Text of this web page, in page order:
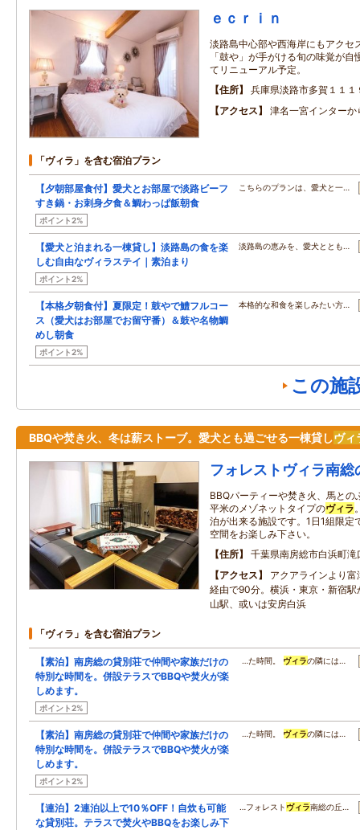
ｅｃｒｉｎ
淡路島中心部や西海岸にもアクセ
「鼓や」が手がける旬の味覚が
てリニューアル予定。
住所
兵庫県淡路市多賀１１１
アクセス
津名一宮インターか
「ヴィラ」を含む宿泊プラン
【夕朝部屋食付】愛犬とお部屋で淡路ビーフ
すき鍋・お刺身夕食＆鯛わっぱ飯朝食
ポイント2%
こちらのプランは、愛犬と一…
【愛犬と泊まれる一棟貸し】淡路島の食を楽
しむ自由なヴィラステイ｜素泊まり
ポイント2%
淡路島の恵みを、愛犬ととも…
【本格夕朝食付】夏限定！鼓やで鱧フルコー
ス（愛犬はお部屋でお留守番）＆鼓や名物鯛
めし朝食
ポイント2%
本格的な和食を楽しみたい方…
この施
BBQや焚き火、冬は薪ストーブ。愛犬とも過ごせる一棟貸しヴィ
フォレストヴィラ南総
BBQパーティーや焚き火、馬と
平米のメゾネットタイプのヴィラ
泊が出来る施設です。1日1組限定
空間をお楽しみ下さい。
住所
千葉県南房総市白浜町
アクセス
アクアラインより
経由で90分。横浜・東京・新宿駅
山駅、或いは安房白浜
「ヴィラ」を含む宿泊プラン
【素泊】南房総の貸別荘で仲間や家族だけの
特別な時間を。併設テラスでBBQや焚火が楽
しめます。
ポイント2%
…た時間。 ヴィラの隣には…
【素泊】南房総の貸別荘で仲間や家族だけの
特別な時間を。併設テラスでBBQや焚火が楽
しめます。
ポイント2%
…た時間。 ヴィラの隣には…
【連泊】2連泊以上で10％OFF！自炊も可能
な貸別荘。テラスで焚火やBBQをお楽しみ下
…フォレスト ヴィラ南総の丘…